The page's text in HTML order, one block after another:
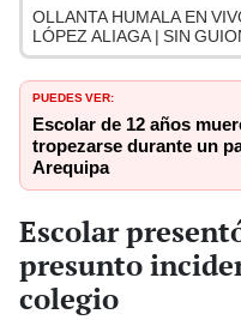
OLLANTA HUMALA EN
LÓPEZ ALIAGA | SIN
PUEDES VER:
Escolar de 12 años
tropezarse durante un
Arequipa
Escolar
presunto
colegio